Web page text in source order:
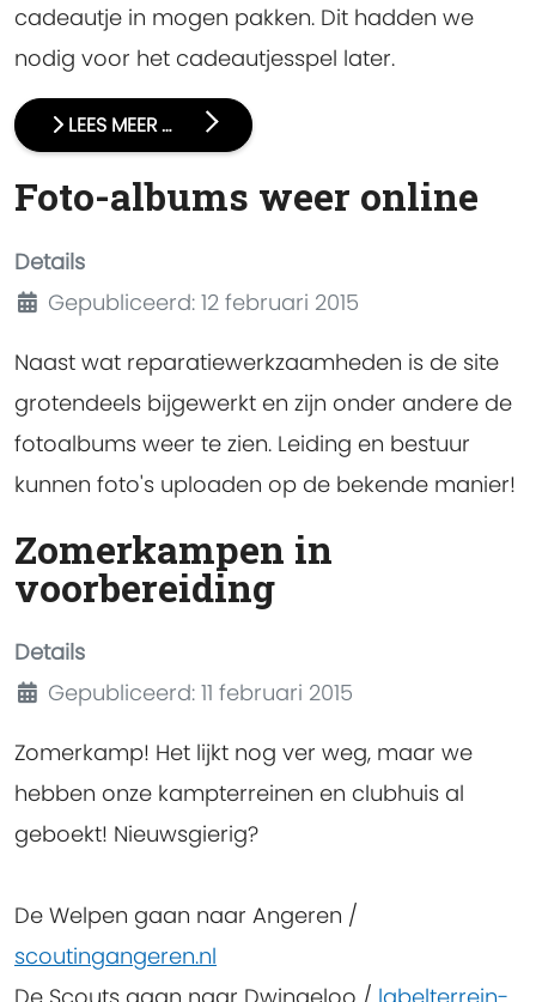
cadeautje in mogen pakken. Dit hadden we
nodig voor het cadeautjesspel later.
LEES MEER …
Foto-albums weer online
Details
Gepubliceerd: 12 februari 2015
Naast wat reparatiewerkzaamheden is de site
grotendeels bijgewerkt en zijn onder andere de
fotoalbums weer te zien. Leiding en bestuur
kunnen foto's uploaden op de bekende manier!
Zomerkampen in
voorbereiding
Details
Gepubliceerd: 11 februari 2015
Zomerkamp! Het lijkt nog ver weg, maar we
hebben onze kampterreinen en clubhuis al
geboekt! Nieuwsgierig?
De Welpen gaan naar Angeren /
scoutingangeren.nl